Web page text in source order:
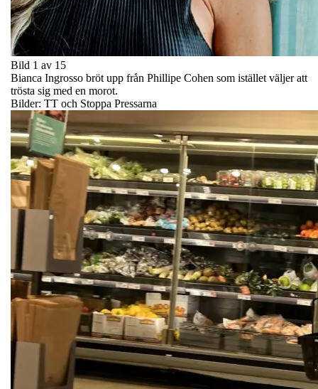
Bild 1 av 15
Bianca Ingrosso bröt upp från Phillipe Cohen som istället väljer att
trösta sig med en morot.
Bilder: TT och Stoppa Pressarna